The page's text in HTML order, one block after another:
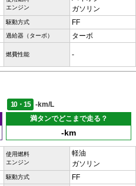
エンジン
ガソリン
駆動方式 FF
過給器（ターボ） ターボ
燃費性能 -
10・15
-km/L
満タンでどこまで走る？
-km
使用燃料
エンジン
軽油
ガソリン
駆動方式 FF